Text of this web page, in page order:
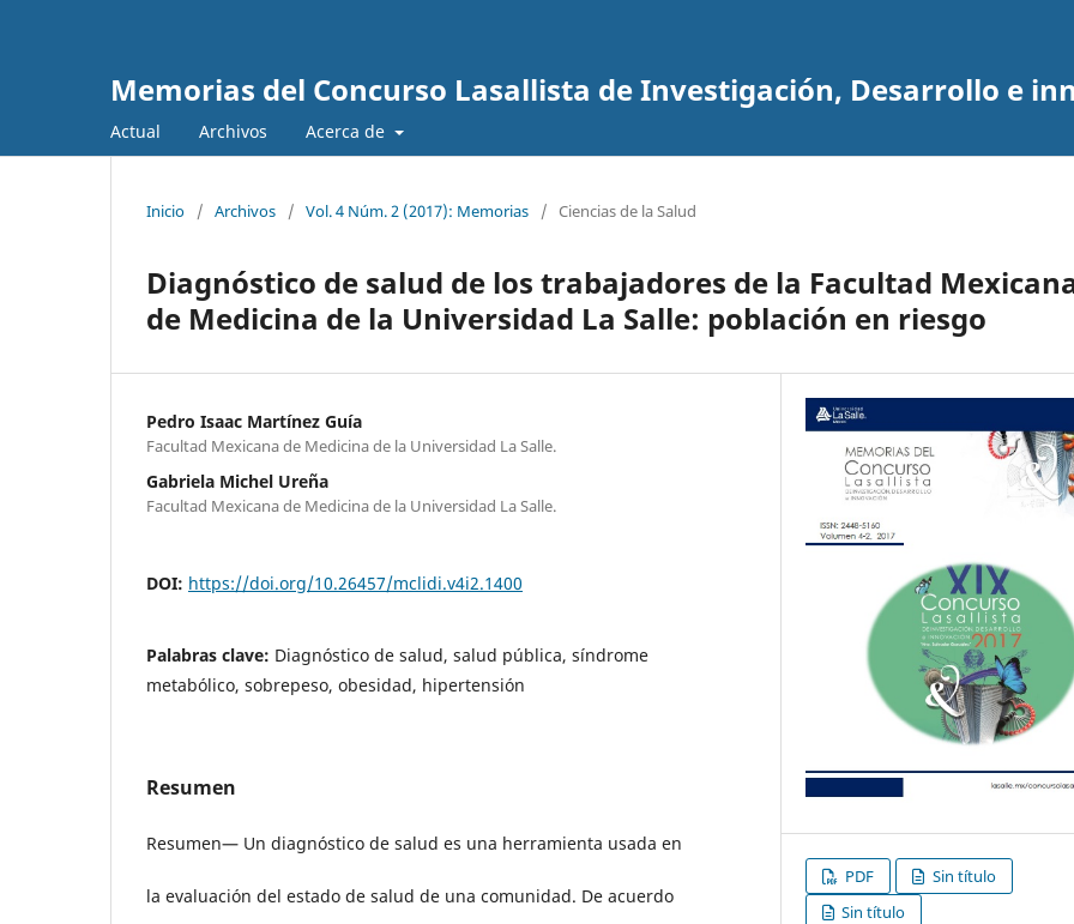
Memorias del Concurso Lasallista de Investigación, Desarrollo e
Actual Archivos Acerca de
Inicio / Archivos / Vol. 4 Núm. 2 (2017): Memorias / Ciencias de la Salud
Diagnóstico de salud de los trabajadores de la Facultad
de Medicina de la Universidad La Salle: población en riesgo
Pedro Isaac Martínez Guía
Facultad Mexicana de Medicina de la Universidad La Salle.
Gabriela Michel Ureña
Facultad Mexicana de Medicina de la Universidad La Salle.
DOI: https://doi.org/10.26457/mclidi.v4i2.1400
Palabras clave: Diagnóstico de salud, salud pública, síndrome
metabólico, sobrepeso, obesidad, hipertensión
Resumen
Resumen— Un diagnóstico de salud es una herramienta usada en
la evaluación del estado de salud de una comunidad. De acuerdo
PDF
Sin título
Sin título